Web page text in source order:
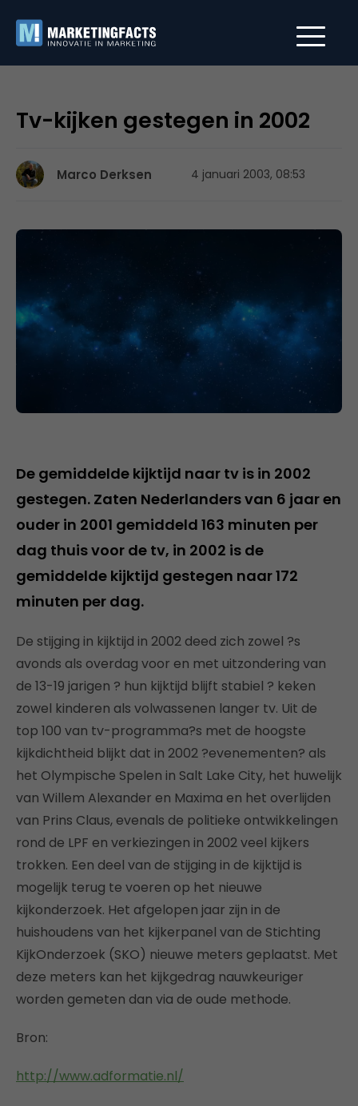
Tv-kijken gestegen in 2002
Marco Derksen 4 januari 2003, 08:53
De gemiddelde kijktijd naar tv is in 2002
gestegen. Zaten Nederlanders van 6 jaar en
ouder in 2001 gemiddeld 163 minuten per
dag thuis voor de tv, in 2002 is de
gemiddelde kijktijd gestegen naar 172
minuten per dag.
De stijging in kijktijd in 2002 deed zich zowel ?s
avonds als overdag voor en met uitzondering van
de 13-19 jarigen ? hun kijktijd blijft stabiel ? keken
zowel kinderen als volwassenen langer tv. Uit de
top 100 van tv-programma?s met de hoogste
kijkdichtheid blijkt dat in 2002 ?evenementen? als
het Olympische Spelen in Salt Lake City, het huwelijk
van Willem Alexander en Maxima en het overlijden
van Prins Claus, evenals de politieke ontwikkelingen
rond de LPF en verkiezingen in 2002 veel kijkers
trokken. Een deel van de stijging in de kijktijd is
mogelijk terug te voeren op het nieuwe
kijkonderzoek. Het afgelopen jaar zijn in de
huishoudens van het kijkerpanel van de Stichting
KijkOnderzoek (SKO) nieuwe meters geplaatst. Met
deze meters kan het kijkgedrag nauwkeuriger
worden gemeten dan via de oude methode.
Bron:
http://www.adformatie.nl/